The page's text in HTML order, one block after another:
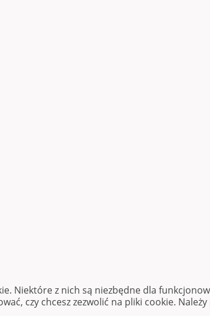
Niektóre z nich są niezbędne dla
czy chcesz zezwolić na pliki cookie.